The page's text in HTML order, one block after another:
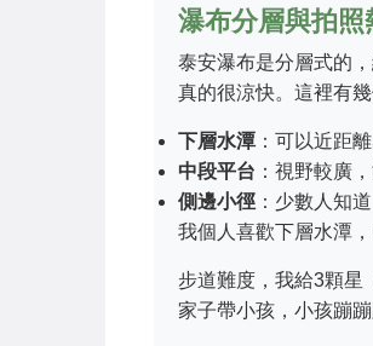
瀑布分層與拍照
泰安瀑布是分層式的
真的很涼快。這裡有幾
下層水潭：可以近距
中段平台 ：視野較廣
側邊小徑 ：少數人知
我個人喜歡下層水潭
步道難度，我給3顆星
家子帶小孩，小孩蹦